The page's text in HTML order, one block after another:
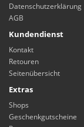
Datenschutzerklärung
AGB
Kundendienst
Kontakt
Retouren
Seitenübersicht
Extras
Shops
Geschenkgutscheine